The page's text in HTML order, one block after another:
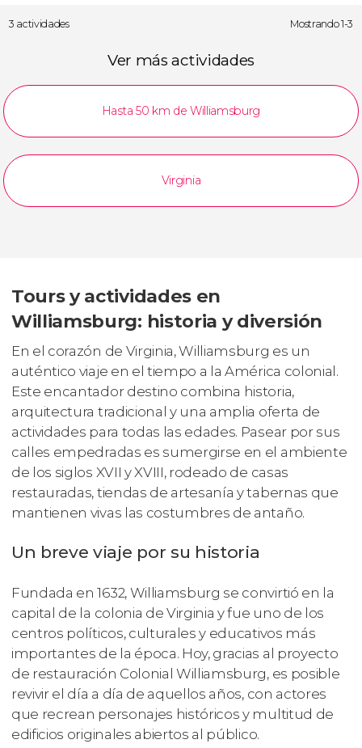
3 actividades Mostrando 1-3
Ver más actividades
Hasta 50 km de Williamsburg
Virginia
Tours y actividades en
Williamsburg: historia y diversión
En el corazón de Virginia, Williamsburg es un
auténtico viaje en el tiempo a la América colonial.
Este encantador destino combina historia,
arquitectura tradicional y una amplia oferta de
actividades para todas las edades. Pasear por sus
calles empedradas es sumergirse en el ambiente
de los siglos XVII y XVIII, rodeado de casas
restauradas, tiendas de artesanía y tabernas que
mantienen vivas las costumbres de antaño.
Un breve viaje por su historia
Fundada en 1632, Williamsburg se convirtió en la
capital de la colonia de Virginia y fue uno de los
centros políticos, culturales y educativos más
importantes de la época. Hoy, gracias al proyecto
de restauración Colonial Williamsburg, es posible
revivir el día a día de aquellos años, con actores
que recrean personajes históricos y multitud de
edificios originales abiertos al público.